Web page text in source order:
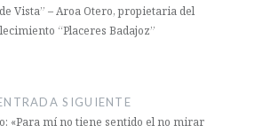
Vista” – Aroa Otero, propietaria del
“Placeres Badajoz”
SIGUIENTE
«Para mí no tiene sentido el no mirar